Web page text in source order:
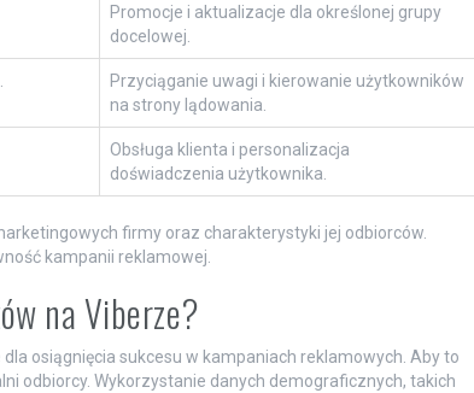
Promocje i aktualizacje dla określonej grupy
docelowej.
Przyciąganie uwagi i kierowanie użytkowników
na strony lądowania.
Obsługa klienta i personalizacja
doświadczenia użytkownika.
firmy oraz charakterystyki jej odbiorców.
kampanii reklamowej.
na Viberze?
osiągnięcia sukcesu w kampaniach reklamowych. Aby to
odbiorcy. Wykorzystanie danych demograficznych, takich